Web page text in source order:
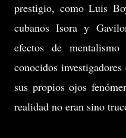
prestigio, como Luis
cubanos Isora y
efectos de
conocidos
sus propios ojos
realidad no eran sino